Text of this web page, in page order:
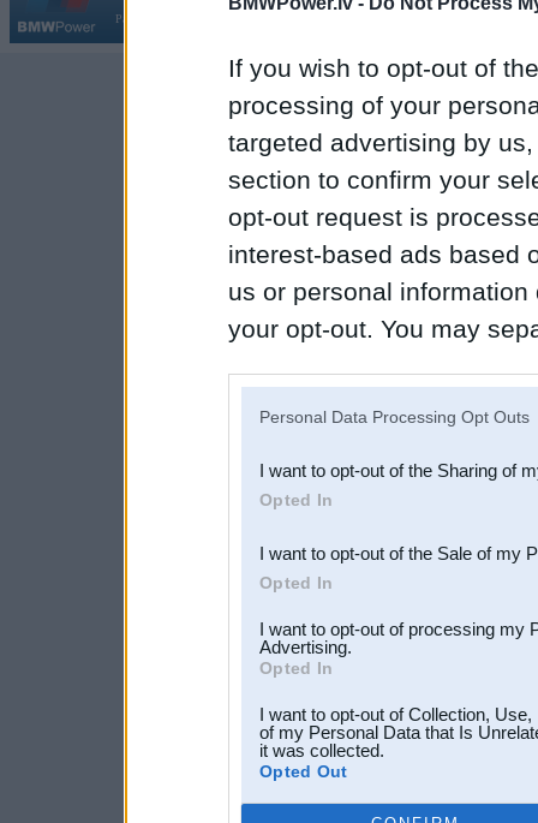
If you wish to opt-out of
processing of your
targeted advertising by
section to confirm your
opt-out request is
interest-based ads based
us or personal
your opt-out. You may
Downstream Participants
third parties.
Personal Data Processing Opt Outs
I want to opt-out of the Sharing of
Opted In
I want to opt-out of the Sale of my
Opted In
I want to opt-out of processing my
Advertising.
Opted In
I want to opt-out of Collection,
of my Personal Data that Is
it was collected.
Opted Out
Par BMWPower